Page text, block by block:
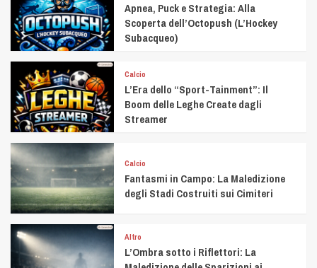
Apnea, Puck e Strategia: Alla
Scoperta dell’Octopush (L’Hockey
Subacqueo)
Calcio
L’Era dello “Sport-Tainment”: Il
Boom delle Leghe Create dagli
Streamer
Calcio
Fantasmi in Campo: La Maledizione
degli Stadi Costruiti sui Cimiteri
Altro
L’Ombra sotto i Riflettori: La